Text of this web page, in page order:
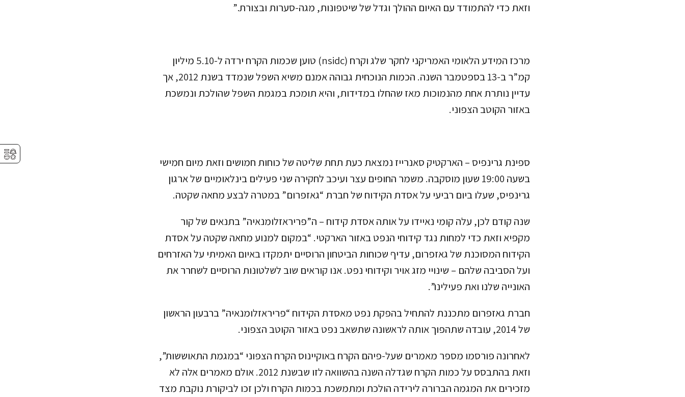
וזאת כדי להתמודד עם האיום ההולך וגדל של שיטפונות, מגה-סערות ובצורת.”
מרכז המידע הלאומי האמריקני לחקר שלג וקרח (nsidc) טוען שכמות הקרח ירדה ל-5.10 מיליון
קמ”ר ב-13 בספטמבר השנה. הכמות הנוכחית גבוהה אמנם משיא השפל שנמדד בשנת
2012, אך
עדיין נותרת אחת מהנמוכות מאז שהחלו במדידות, והיא תומכת במגמת השפל שהולכת ונמשכת
באזור הקוטב הצפוני.
ספינת גרינפיס – הארקטיק סאנרייז נמצאת כעת תחת שליטה של כוחות חמושים וזאת מיום חמישי
בשעה 19:00 שעון מוסקבה. משמר החופים עצר ועיכב לחקירה שני פעילים בינלאומיים של ארגון
גרינפיס, שעלו ביום רביעי על אסדת הקידוח של חברת “גאזפרום” במטרה לבצע מחאה שקטה.
שנה קודם לכן, עלה קומי נאיידו על אותה אסדת קידוח – ה”פריראזלומנאיה” בתנאים של קור
מקפיא וזאת כדי למחות נגד קידוחי הנפט באזור הארקטי. “במקום למנוע מחאה שקטה על אסדת
הקידוח המסוכנת של גאזפרום, עדיף שכוחות הביטחון הרוסיים יתמקדו באיום האמיתי על האזרחים
ועל הסביבה שלהם – שינויי מזג אויר וקידוחי נפט. אנו קוראים שוב לשלטונות הרוסיים לשחרר את
האונייה שלנו ואת פעילינו”.
חברת גאזפרום מתכננת להתחיל בהפקת נפט מאסדת הקידוח “פריראזלומנאיה” ברבעון הראשון
של2014, עובדה שתהפוך אותה לראשונה שתשאב נפט באזור הקוטב הצפוני.
לאחרונה פורסמו מספר מאמרים שעל-פיהם הקרח באוקיינוס הקרח הצפוני “במגמת התאוששות”,
וזאת בהתבסס על כמות הקרח שגדלה השנה בהשוואה לזו שבשנת 2012. אולם מאמרים אלה לא
מזכירים את המגמה הברורה לירידה הולכת ומתמשכת בכמות הקרח ולכן זכו לביקורת נוקבת מצד
⚥︎